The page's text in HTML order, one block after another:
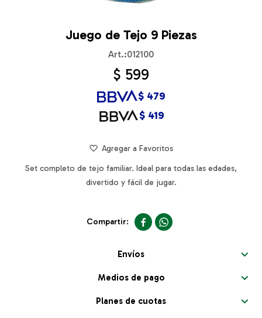
Juego de Tejo 9 Piezas
012100
$ 599
$ 419
$ 479
Set completo de tejo familiar. Ideal para todas las edades,
divertido y fácil de jugar.
 
Envíos
Medios de pago
Planes de cuotas